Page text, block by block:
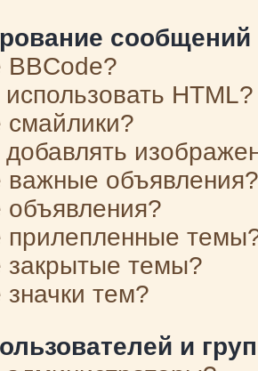
BBCode?
HTML?
смайлики?
добавлять
важные объявления?
объявления?
прилепленные
закрытые темы?
значки тем?
и